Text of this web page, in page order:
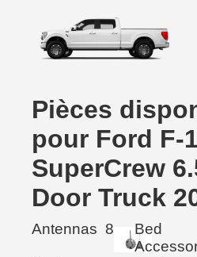
Pièces
pour Ford F-
SuperCrew
Door Truck
Antennas 8
Bed